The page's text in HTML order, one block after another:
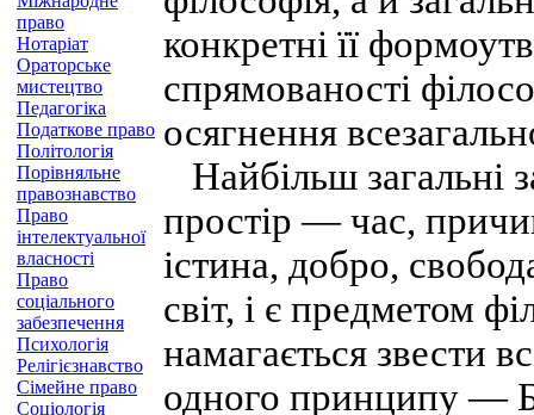
право
Нотаріат
Ораторське
мистецтво
Педагогіка
Податкове право
Політологія
Порівняльне
правознавство
Право
інтелектуальної
власності
Право
соціального
забезпечення
Психологія
Релігієзнавство
Сімейне право
Соціологія
конкретні її
спрямованості
осягнення
Найбільш загальні
простір — час,
істина, добро,
світ, і є предметом
намагається звести
одного принципу —